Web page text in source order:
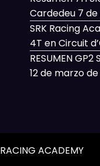
Cardedeu 7
SRK Racing
4T en Circuit
RESUMEN GP2
12 de marzo
ACADEMY